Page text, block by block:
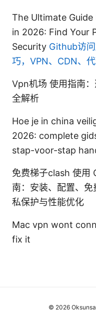
The Ultimate
in 2026: Find Your
Security Github访
巧，VPN、CDN、
Vpn机场 使用指南
全解析
Hoe je in china
2026: complete
stap-voor-stap
免费梯子clash 使用
南：安装、配置、
私保护与性能优化
Mac vpn wont
fix it
© 2026